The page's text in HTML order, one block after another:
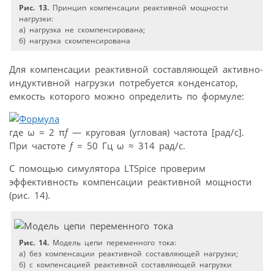
Рис. 13. Принцип компенсации реактивной мощности
нагрузки:
а) нагрузка не скомпенсирована;
б) нагрузка скомпенсирована
Для компенсации реактивной составляющей активно-
индуктивной нагрузки потребуется конденсатор,
емкость которого можно определить по формуле:
где ω = 2 πf— круговая (угловая) частота [рад/с].
При частоте f= 50 Гц ω ≈ 314 рад/с.
С помощью симулятора LTSpice проверим
эффективность компенсации реактивной мощности
(рис. 14).
Рис. 14. Модель цепи переменного тока:
а) без компенсации реактивной составляющей нагрузки;
б) с компенсацией реактивной составляющей нагрузки